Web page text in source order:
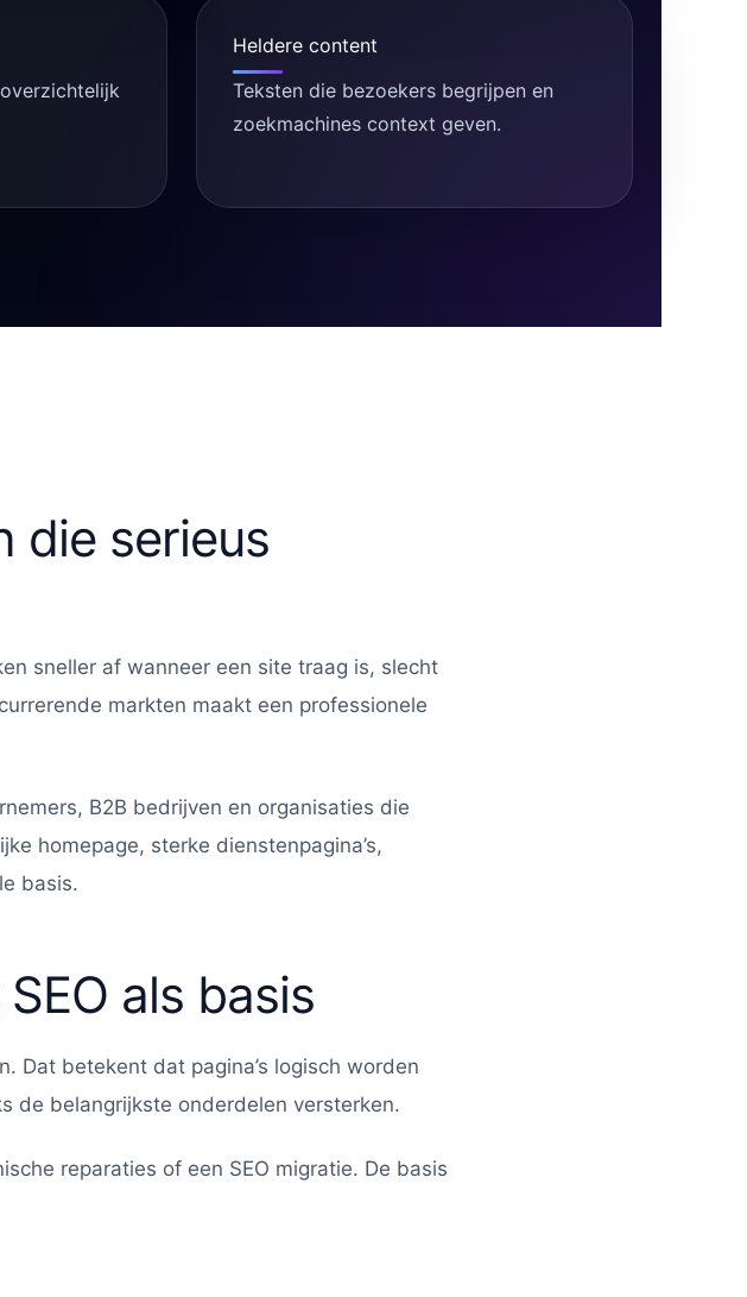
overzichtelijk
Heldere content
Teksten die bezoekers begrijpen en
zoekmachines context geven.
die serieus
sneller af wanneer een site traag is, slecht
markten maakt een professionele
B2B bedrijven en organisaties die
homepage, sterke dienstenpagina’s,
basis.
als basis
Dat betekent dat pagina’s logisch worden
de belangrijkste onderdelen versterken.
reparaties of een SEO migratie. De basis